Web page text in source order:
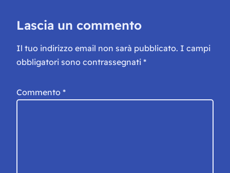
Lascia un commento
Il tuo indirizzo email non sarà pubblicato. I campi
obbligatori sono contrassegnati *
Commento *